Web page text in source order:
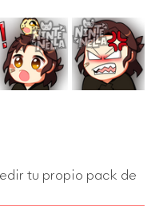
tu propio pack de